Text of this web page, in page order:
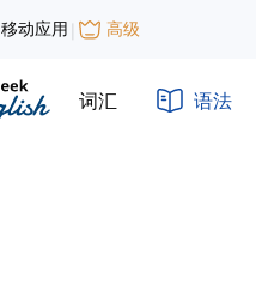
移动应用 | 高级
词汇 语法